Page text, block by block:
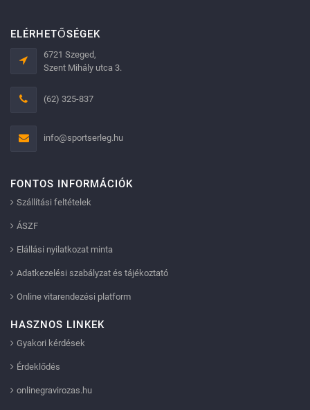
ELÉRHETŐSÉGEK
6721 Szeged,
Szent Mihály utca 3.
(62) 325-837
info@sportserleg.hu
FONTOS INFORMÁCIÓK
Szállítási feltételek
ÁSZF
Elállási nyilatkozat minta
Adatkezelési szabályzat és tájékoztató
Online vitarendezési platform
HASZNOS LINKEK
Gyakori kérdések
Érdeklődés
onlinegravirozas.hu